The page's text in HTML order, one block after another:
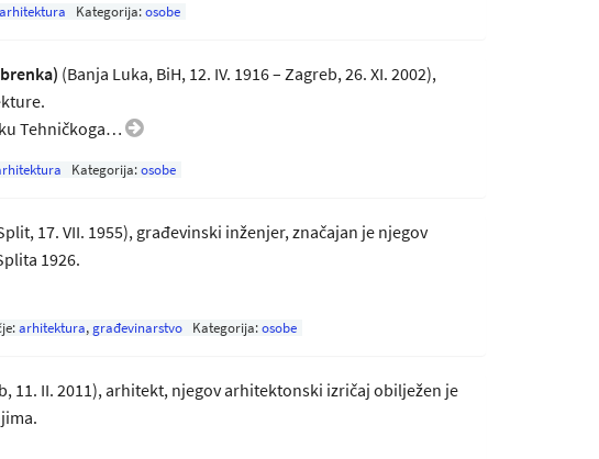
arhitektura Kategorija:osobe
(Banja Luka, BiH, 12. IV. 1916 – Zagreb, 26. XI. 2002),
Tehničkoga…
Kategorija:osobe
17. VII. 1955), građevinski inženjer, značajan je njegov
1926.
arhitektura, građevinarstvo Kategorija:osobe
11. II. 2011), arhitekt, njegov arhitektonski izričaj obilježen je